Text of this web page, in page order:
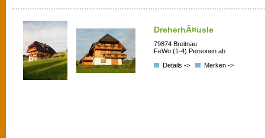
DreherhÃ¤usle
79874 Breitnau
FeWo (1-4) Personen ab
Details ->
Merken ->